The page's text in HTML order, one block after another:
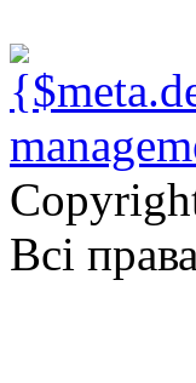
Всі